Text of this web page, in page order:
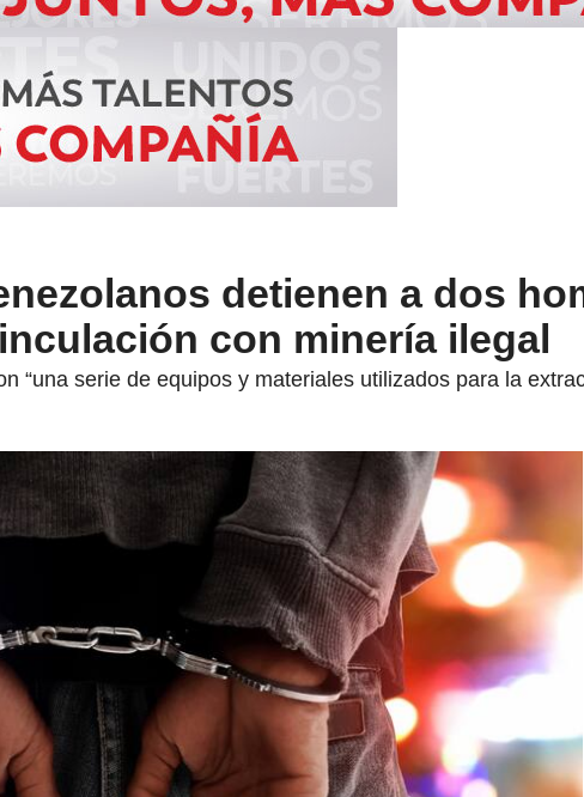
detienen a dos
con minería ilegal
“una serie de equipos y materiales utilizados para la